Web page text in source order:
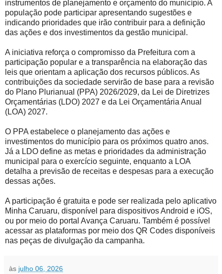
instrumentos de planejamento e orçamento do município. A
população pode participar apresentando sugestões e
indicando prioridades que irão contribuir para a definição
das ações e dos investimentos da gestão municipal.
A iniciativa reforça o compromisso da Prefeitura com a
participação popular e a transparência na elaboração das
leis que orientam a aplicação dos recursos públicos. As
contribuições da sociedade servirão de base para a revisão
do Plano Plurianual (PPA) 2026/2029, da Lei de Diretrizes
Orçamentárias (LDO) 2027 e da Lei Orçamentária Anual
(LOA) 2027.
O PPA estabelece o planejamento das ações e
investimentos do município para os próximos quatro anos.
Já a LDO define as metas e prioridades da administração
municipal para o exercício seguinte, enquanto a LOA
detalha a previsão de receitas e despesas para a execução
dessas ações.
A participação é gratuita e pode ser realizada pelo aplicativo
Minha Caruaru, disponível para dispositivos Android e iOS,
ou por meio do portal Avança Caruaru. Também é possível
acessar as plataformas por meio dos QR Codes disponíveis
nas peças de divulgação da campanha.
às julho 06, 2026